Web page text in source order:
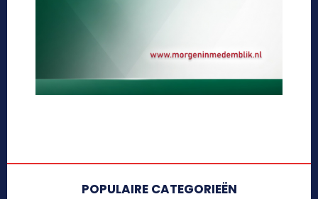
POPULAIRE CATEGORIEËN